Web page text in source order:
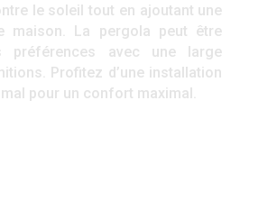
le soleil tout en ajoutant une
maison. La pergola peut être
préférences avec une large
Profitez d’une installation
pour un confort maximal.